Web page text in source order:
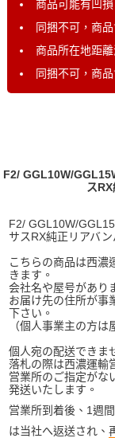
商品可能有凹
同捆不可，商
商品所在地距
同捆不可，商
F2/ GGL10W/
ス
F2/ GGL10W/
サスRX純正リアバ
こちらの商品は西濃
きます。
会社名や屋号があり
お届け先の住所が事
下さい。
（個人事業主の方
個人宛の配送できま
落札の際は西濃運輸
営業所のご指定がな
発送いたします。
営業所到着後、1週
は当社へ返送され、